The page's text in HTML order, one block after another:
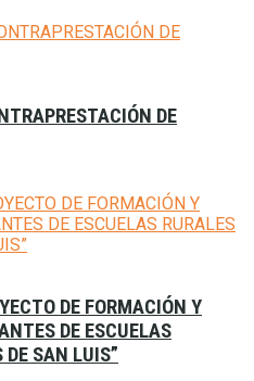
DE
DE FORMACIÓN Y
DE ESCUELAS
DE SAN LUIS”